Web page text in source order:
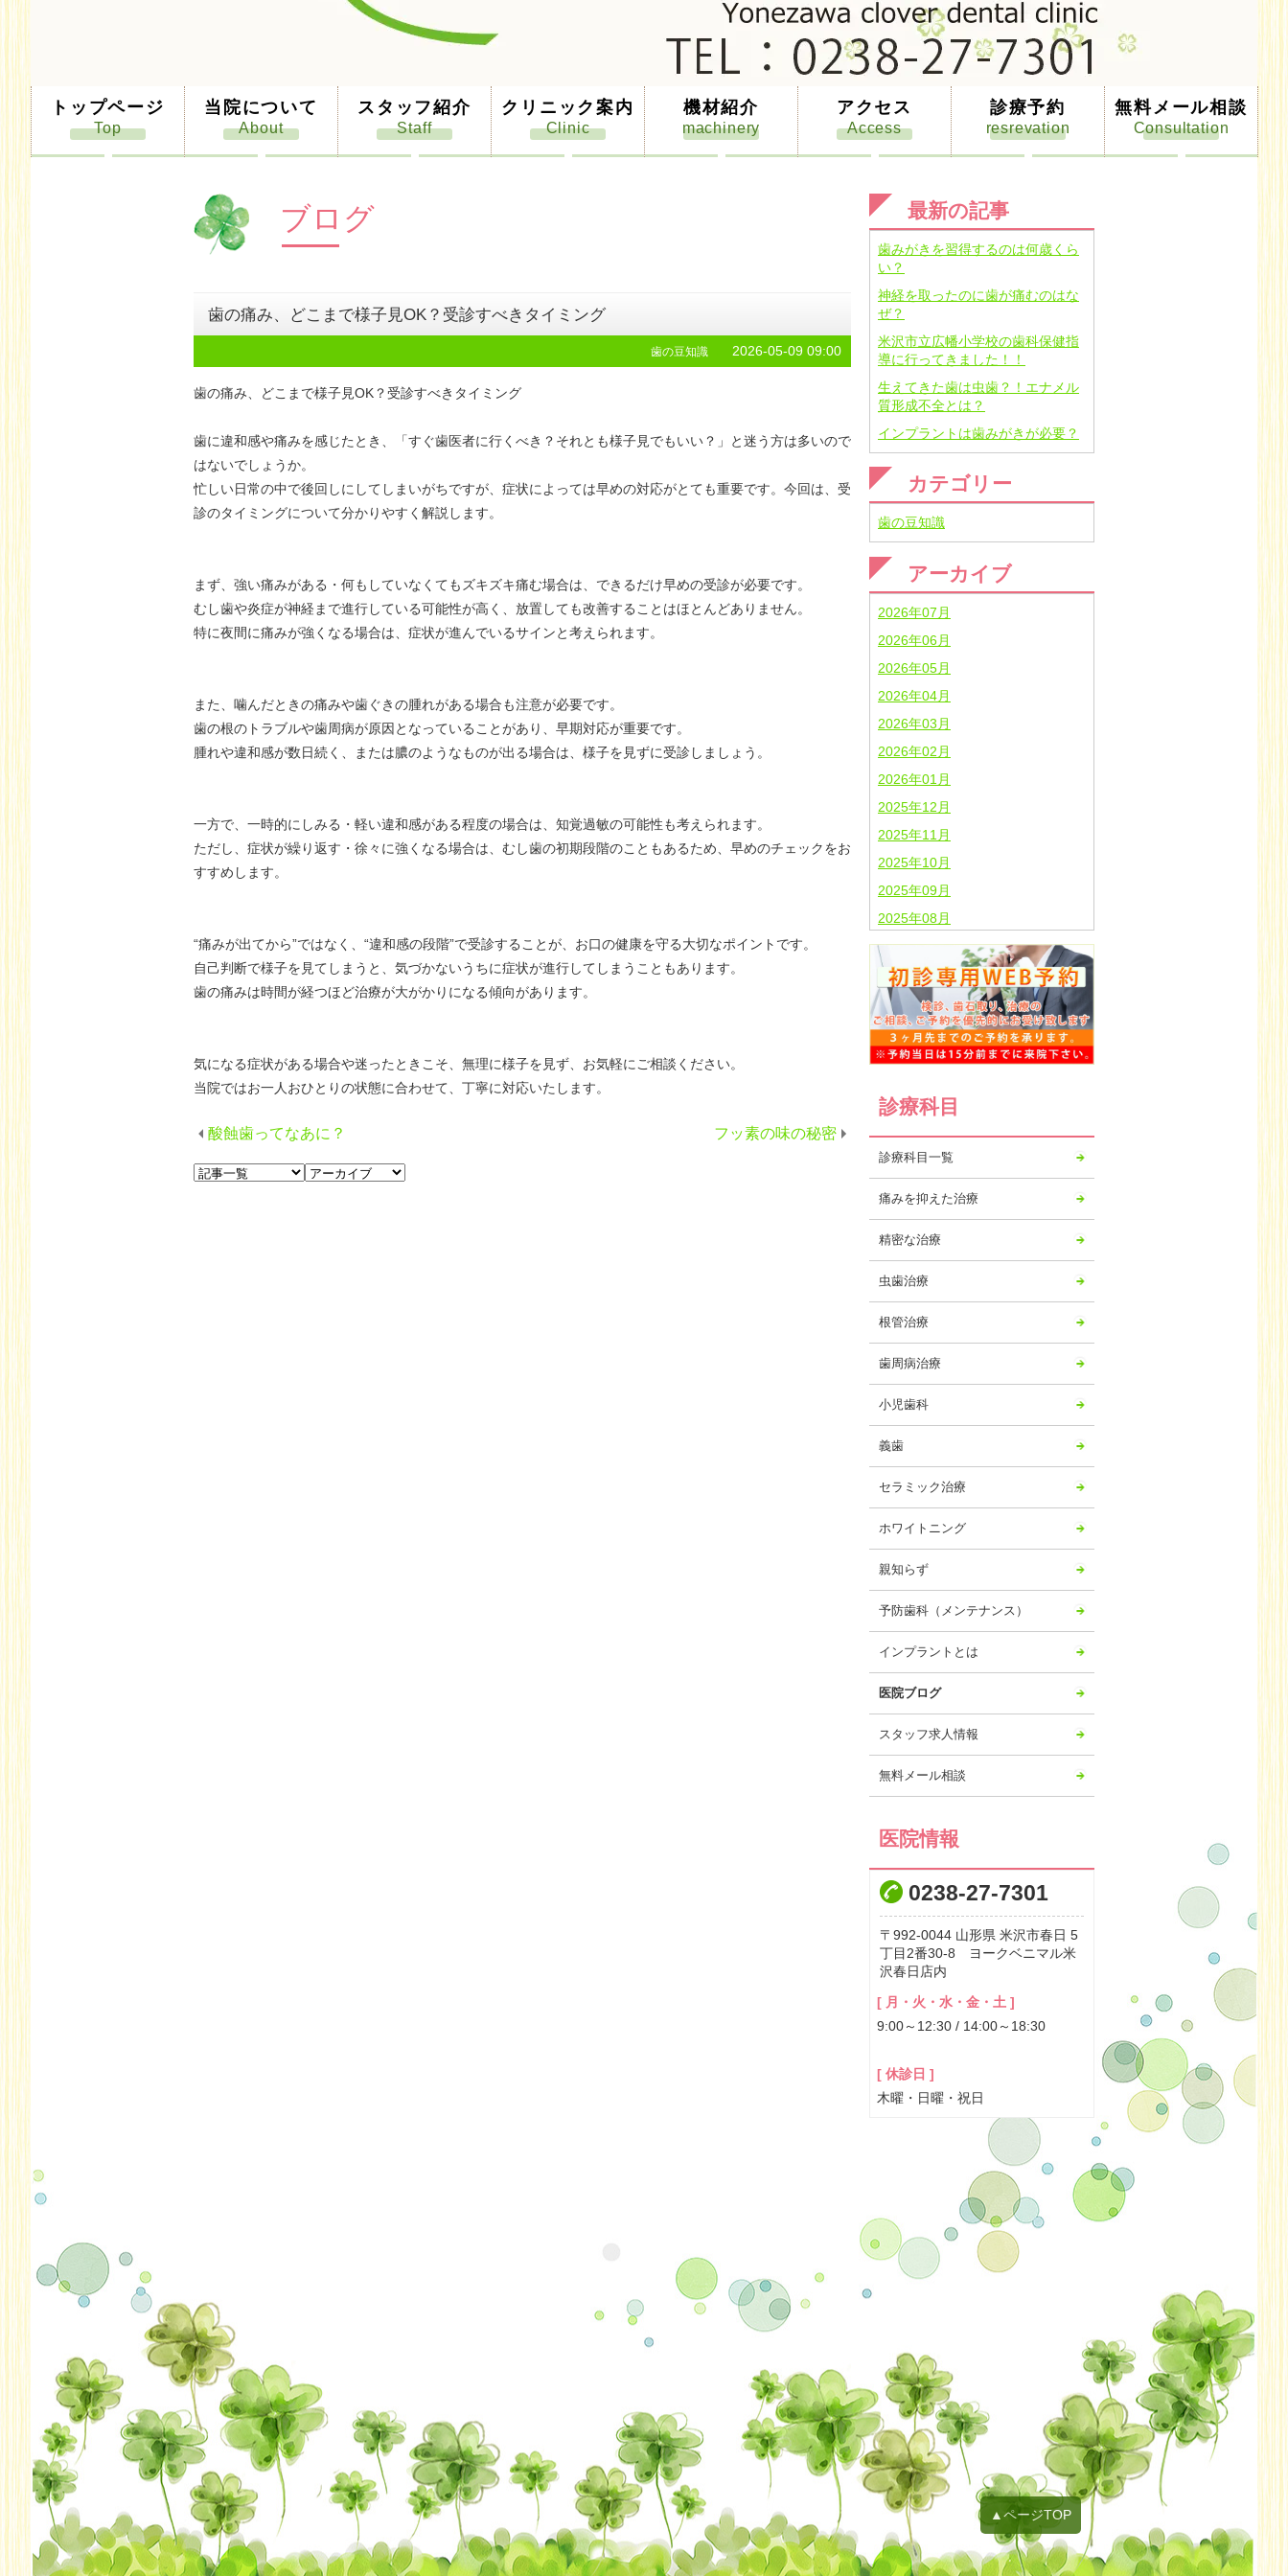
トップページ 当院について スタッフ紹介 クリニック案内 機材紹介 アクセス 診療予約 無料メール相談
ブログ
歯の痛み、どこまで様子見OK？受診すべきタイミング
歯の豆知識 2026-05-09 09:00
歯の痛み、どこまで様子見OK？受診すべきタイミング
歯に違和感や痛みを感じたとき、「すぐ歯医者に行くべき？それとも様子見でもいい？」と迷う方は多いので
はないでしょうか。
忙しい日常の中で後回しにしてしまいがちですが、症状によっては早めの対応がとても重要です。今回は、受
診のタイミングについて分かりやすく解説します。
まず、強い痛みがある・何もしていなくてもズキズキ痛む場合は、できるだけ早めの受診が必要です。
むし歯や炎症が神経まで進行している可能性が高く、放置しても改善することはほとんどありません。
特に夜間に痛みが強くなる場合は、症状が進んでいるサインと考えられます。
また、噛んだときの痛みや歯ぐきの腫れがある場合も注意が必要です。
歯の根のトラブルや歯周病が原因となっていることがあり、早期対応が重要です。
腫れや違和感が数日続く、または膿のようなものが出る場合は、様子を見ずに受診しましょう。
一方で、一時的にしみる・軽い違和感がある程度の場合は、知覚過敏の可能性も考えられます。
ただし、症状が繰り返す・徐々に強くなる場合は、むし歯の初期段階のこともあるため、早めのチェックをお
すすめします。
“痛みが出てから”ではなく、“違和感の段階”で受診することが、お口の健康を守る大切なポイントです。
自己判断で様子を見てしまうと、気づかないうちに症状が進行してしまうこともあります。
歯の痛みは時間が経つほど治療が大がかりになる傾向があります。
気になる症状がある場合や迷ったときこそ、無理に様子を見ず、お気軽にご相談ください。
当院ではお一人おひとりの状態に合わせて、丁寧に対応いたします。
酸蝕歯ってなあに？ フッ素の味の秘密
最新の記事
歯みがきを習得するのは何歳くら
い？
神経を取ったのに歯が痛むのはな
ぜ？
米沢市立広幡小学校の歯科保健指
導に行ってきました！！
生えてきた歯は虫歯？！エナメル
質形成不全とは？
インプラントは歯みがきが必要？
カテゴリー
歯の豆知識
アーカイブ
2026年07月
2026年06月
2026年05月
2026年04月
2026年03月
2026年02月
2026年01月
2025年12月
2025年11月
2025年10月
2025年09月
2025年08月
2025年07月
2025年06月
2025年05月
2025年04月
2025年03月
2025年01月
2024年12月
2024年11月
2024年10月
2024年09月
2024年08月
2024年07月
2024年06月
2024年04月
2024年03月
2024年01月
2023年10月
2023年07月
2023年04月
2023年02月
2023年01月
2022年11月
2022年09月
2022年08月
2022年07月
2022年06月
2022年05月
2022年04月
2022年02月
2021年09月
2021年08月
2021年07月
2021年04月
2021年03月
2021年02月
2021年01月
2020年12月
2020年11月
2020年10月
2020年09月
診療科目
診療科目一覧
痛みを抑えた治療
精密な治療
虫歯治療
根管治療
歯周病治療
小児歯科
義歯
セラミック治療
ホワイトニング
親知らず
予防歯科（メンテナンス）
インプラントとは
医院ブログ
スタッフ求人情報
無料メール相談
医院情報
0238-27-7301
992-0044 山形県 米沢市春日 5
丁目2番30-8 ヨークベニマル米
沢春日店内
[ 月・火・水・金・土 ]
9:00～12:30 / 14:00～18:30
[ 休診日 ]
木曜・日曜・祝日
▲ページTOP